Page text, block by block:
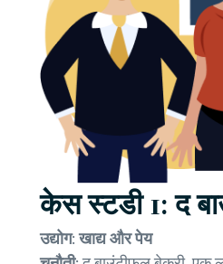
केस स्टडी 1: द
उद्योग: खाद्य और पेय